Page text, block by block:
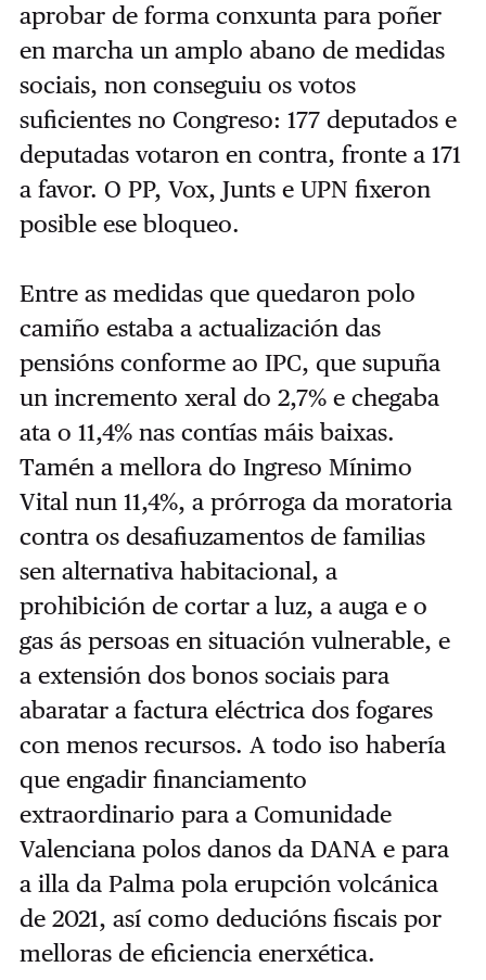
aprobar de forma conxunta para poñer
en marcha un amplo abano de medidas
sociais, non conseguiu os votos
suficientes no Congreso: 177 deputados e
deputadas votaron en contra, fronte a 171
a favor. O PP, Vox, Junts e UPN fixeron
posible ese bloqueo.
Entre as medidas que quedaron polo
camiño estaba a actualización das
pensións conforme ao IPC, que supuña
un incremento xeral do 2,7% e chegaba
ata o 11,4% nas contías máis baixas.
Tamén a mellora do Ingreso Mínimo
Vital nun 11,4%, a prórroga da moratoria
contra os desafiuzamentos de familias
sen alternativa habitacional, a
prohibición de cortar a luz, a auga e o
gas ás persoas en situación vulnerable, e
a extensión dos bonos sociais para
abaratar a factura eléctrica dos fogares
con menos recursos. A todo iso habería
que engadir financiamento
extraordinario para a Comunidade
Valenciana polos danos da DANA e para
a illa da Palma pola erupción volcánica
de 2021, así como deducións fiscais por
melloras de eficiencia enerxética.